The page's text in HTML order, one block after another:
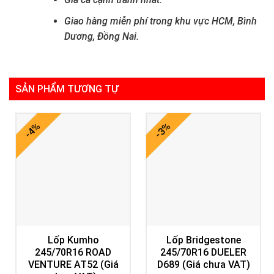
Giao hàng miễn phí trong khu vực HCM, Bình
Dương, Đồng Nai.
SẢN PHẨM TƯƠNG TỰ
-4%
Lốp Kumho
245/70R16 ROAD
VENTURE AT52 (Giá
-3%
Lốp Bridgestone
245/70R16 DUELER
D689 (Giá chưa VAT)